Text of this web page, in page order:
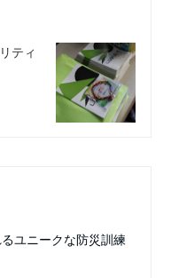
ティ
ユニークな防災訓練